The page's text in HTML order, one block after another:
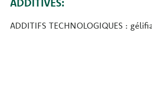
ADDITIVES:
ADDITIFS TECHNOLOGIQUES :